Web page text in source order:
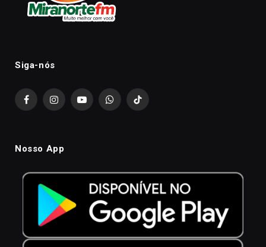
Siga-nós
FacebookInstagramYouTubeWhatsAppTikTok
Nosso App